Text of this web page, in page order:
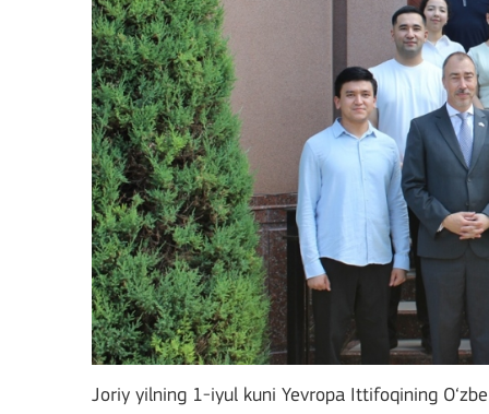
Joriy yilning 1-iyul kuni Yevropa Ittifoqining